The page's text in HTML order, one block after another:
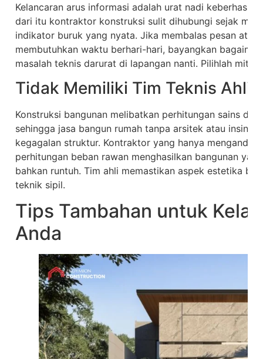
Kelancaran arus informasi adalah urat nadi
dari itu kontraktor konstruksi sulit dihubungi sejak
indikator buruk yang nyata. Jika membalas pesan atau
membutuhkan waktu berhari-hari, bayangkan
masalah teknis darurat di lapangan nanti. Pilihlah
Tidak Memiliki Tim Teknis Ahli
Konstruksi bangunan melibatkan perhitungan sains
sehingga jasa bangun rumah tanpa arsitek atau
kegagalan struktur. Kontraktor yang hanya
perhitungan beban rawan menghasilkan bangunan
bahkan runtuh. Tim ahli memastikan aspek estetika
teknik sipil.
Tips Tambahan untuk
Anda